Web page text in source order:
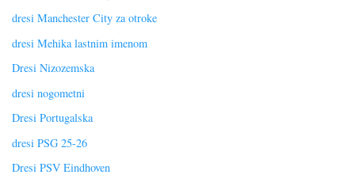
dresi Manchester City za otroke
dresi Mehika lastnim imenom
Dresi Nizozemska
dresi nogometni
Dresi Portugalska
dresi PSG 25-26
Dresi PSV Eindhoven